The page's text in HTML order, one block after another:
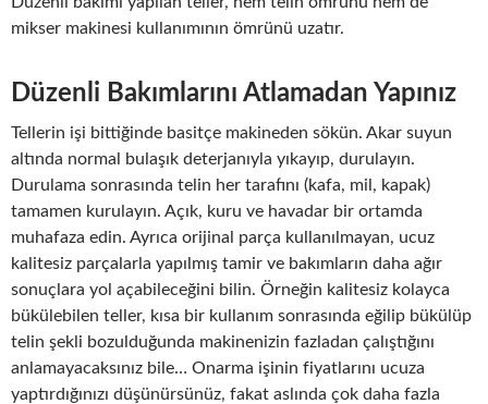
mikser makinesi kullanımının ömrünü uzatır.
Düzenli Bakımlarını Atlamadan Yapınız
Tellerin işi bittiğinde basitçe makineden sökün. Akar suyun
altında normal bulaşık deterjanıyla yıkayıp, durulayın.
Durulama sonrasında telin her tarafını (kafa, mil, kapak)
tamamen kurulayın. Açık, kuru ve havadar bir ortamda
muhafaza edin. Ayrıca orijinal parça kullanılmayan, ucuz
kalitesiz parçalarla yapılmış tamir ve bakımların daha ağır
sonuçlara yol açabileceğini bilin. Örneğin kalitesiz kolayca
bükülebilen teller, kısa bir kullanım sonrasında eğilip bükülüp
telin şekli bozulduğunda makinenizin fazladan çalıştığını
anlamayacaksınız bile… Onarma işinin fiyatlarını ucuza
yaptırdığınızı düşünürsünüz, fakat aslında çok daha fazla